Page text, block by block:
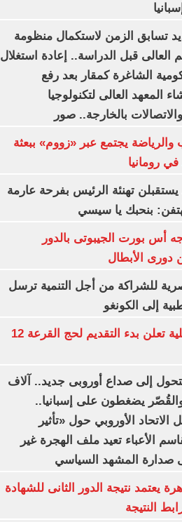
تسابق الزمن لاستكمال منظومة
العالى قبل الدراسة.. إعادة استغلال
الشاغرة كمقار بعد رفع
المعهد العالى لتكنولوجيا
بالخارجة.. صور
والرياضة يجتمع عبر «زووم» ببعثة
في رومانيا
يستقبلن تهنئة الرئيس بفرحة عارمة
بنحبك يا سيسي
أس بورت الجيبوتى بالدور
دورى الأبطال
للشراكة من أجل التنمية ترسل
إلى الكونغو
وزارة الداخلية تعلن بدء التقديم لحج القرعة 12
إلى صداع أوروبى جديد.. آلاف
والقُصّر يضغطون على إسبانيا..
الاتحاد الأوروبي حول «تأثير
الأعباء تعيد ملف الهجرة غير
صدارة المشهد السياسي
يعتمد نتيجة الدور الثانى للشهادة
النتيجة